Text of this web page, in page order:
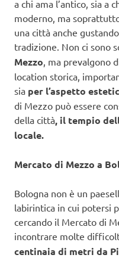
a chi ama l’antico, sia a
moderno, ma
una città anche
tradizione. Non ci sono
Mezzo , ma prevalgono
location storica,
sia per l’aspetto
di Mezzo può essere
della città, il tempio
locale.
Mercato di Mezzo a
Bologna non è un
labirintica in cui potersi
cercando il Mercato di
incontrare molte
centinaia di metri da